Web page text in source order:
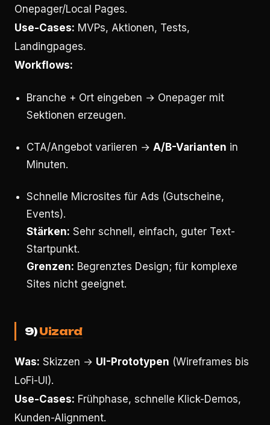
Onepager/Local Pages.
Use-Cases: MVPs, Aktionen, Tests,
Landingpages.
Workflows:
Branche + Ort eingeben → Onepager mit
Sektionen erzeugen.
CTA/Angebot variieren → A/B-Varianten in
Minuten.
Schnelle Microsites für Ads (Gutscheine,
Events).
Stärken: Sehr schnell, einfach, guter Text-
Startpunkt.
Grenzen: Begrenztes Design; für komplexe
Sites nicht geeignet.
9)Uizard
Was: Skizzen → UI-Prototypen (Wireframes bis
LoFi-UI).
Use-Cases: Frühphase, schnelle Klick-Demos,
Kunden-Alignment.